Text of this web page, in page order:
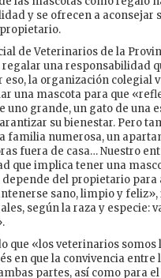
y se ofrecen a aconsejar
de Veterinarios de la
regalar una responsabilidad
eso, la organización
una mascota para que
uno grande, un gato de una
su bienestar. Pero
familia numerosa, un
fuera de casa… Nuestro
que implica tener una
del propietario
sano, limpio y
según la raza y
que «los veterinarios
en que la convivencia
partes, así como para